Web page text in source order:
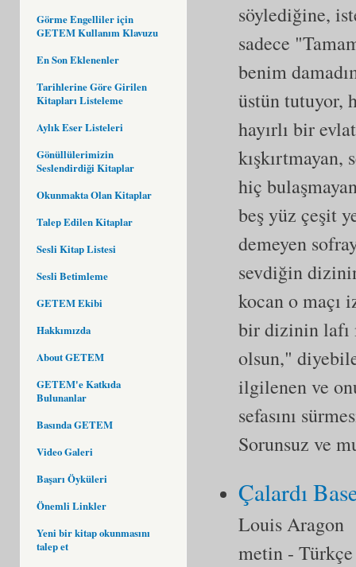
Görme Engelliler için
GETEM Kullanım Klavuzu
En Son Eklenenler
Tarihlerine Göre Girilen
Kitapları Listeleme
Aylık Eser Listeleri
Gönüllülerimizin
Seslendirdiği Kitaplar
Okunmakta Olan Kitaplar
Talep Edilen Kitaplar
Sesli Kitap Listesi
Sesli Betimleme
GETEM Ekibi
Hakkımızda
About GETEM
GETEM'e Katkıda
Bulunanlar
Basında GETEM
Video Galeri
Başarı Öyküleri
Önemli Linkler
Yeni bir kitap okunmasını
talep et
söylediğine,
sadece
benim
üstün tutuyor,
hayırlı bir
kışkırtmayan,
hiç
beş yüz çeşit
demeyen
sevdiğin
kocan o maçı
bir dizinin lafı
olsun,"
ilgilenen ve
sefasını
Sorunsuz ve
Çalardı
Louis Aragon
metin - Türkçe